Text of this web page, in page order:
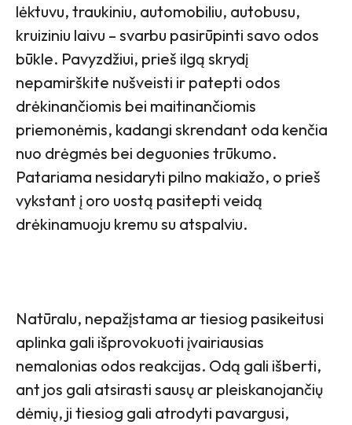
lėktuvu, traukiniu, automobiliu, autobusu,
kruiziniu laivu – svarbu pasirūpinti savo odos
būkle. Pavyzdžiui, prieš ilgą skrydį
nepamirškite nušveisti ir patepti odos
drėkinančiomis bei maitinančiomis
priemonėmis, kadangi skrendant oda kenčia
nuo drėgmės bei deguonies trūkumo.
Patariama nesidaryti pilno makiažo, o prieš
vykstant į oro uostą pasitepti veidą
drėkinamuoju kremu su atspalviu.
Natūralu, nepažįstama ar tiesiog pasikeitusi
aplinka gali išprovokuoti įvairiausias
nemalonias odos reakcijas. Odą gali išberti,
ant jos gali atsirasti sausų ar pleiskanojančių
dėmių, ji tiesiog gali atrodyti pavargusi,